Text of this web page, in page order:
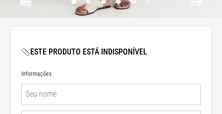
ESTE PRODUTO ESTÁ INDISPONÍVEL
Informações